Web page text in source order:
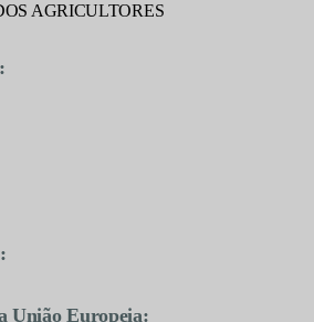
AGRICULTORES
União Europeia: